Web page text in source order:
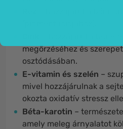
megőrzéséhez és
osztódásában.
E-vitamin és szelén –
mivel hozzájárulnak a
okozta oxidatív stressz
Béta-karotin –
amely meleg árnyalatot